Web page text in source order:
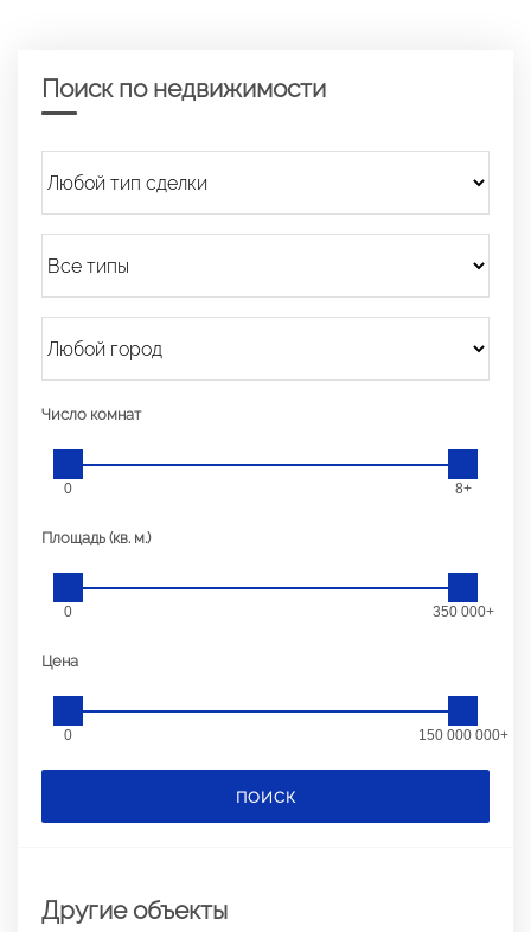
Поиск по недвижимости
Число комнат
0 8+
Площадь (кв. м.)
0 350 000+
Цена
0 150 000 000+
ПОИСК
Другие объекты